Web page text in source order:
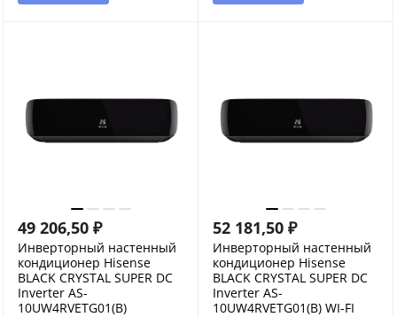
49 206,50 ₽
Инверторный настенный
кондиционер Hisense
BLACK CRYSTAL SUPER DC
Inverter AS-
10UW4RVETG01(B)
52 181,50 ₽
Инверторный настенный
кондиционер Hisense
BLACK CRYSTAL SUPER DC
Inverter AS-
10UW4RVETG01(B) WI-FI